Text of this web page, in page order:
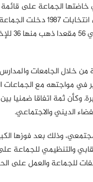
مع أحزاب المعارضة، وهو ما حدث أولا في انتخابات
على تسعة من إجمالي 58 مقعدا حصل
والعمل،
خلال الجامعات
مواجتهه مع الجماعات
ثمة اتفاقا ضمنيا بين
الديني والاجتماعي.
وذلك بعد فوزها
والتنظيمي للجماعة
للجماعة والعمل على